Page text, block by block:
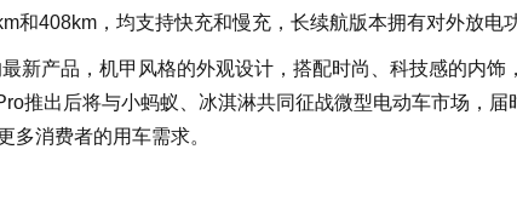
和408km，均支持快充和慢充，长续航版本拥有对外放电
产品，机甲风格的外观设计，搭配时尚、科技感的内饰
推出后将与小蚂蚁、冰淇淋共同征战微型电动车市场，届
多消费者的用车需求。